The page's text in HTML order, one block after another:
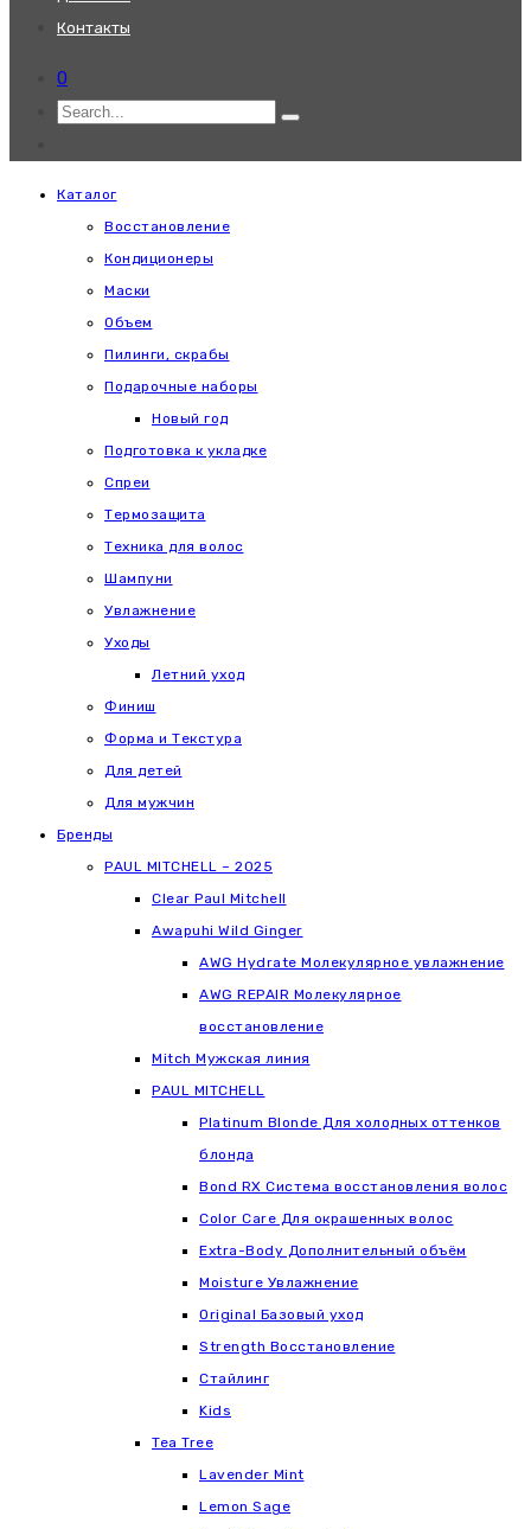
Контакты
0
Каталог
Восстановление
Кондиционеры
Маски
Объем
Пилинги, скрабы
Подарочные наборы
Новый год
Подготовка к укладке
Спреи
Термозащита
Техника для волос
Шампуни
Увлажнение
Уходы
Летний уход
Финиш
Форма и Текстура
Для детей
Для мужчин
Бренды
PAUL MITCHELL – 2025
Clear Paul Mitchell
Awapuhi Wild Ginger
AWG Hydrate Молекулярное увлажнение
AWG REPAIR Молекулярное
восстановление
Mitch Мужская линия
РАUL МITCHELL
Platinum Blonde Для холодных оттенков
блонда
Bond RX Система восстановления волос
Color Care Для окрашенных волос
Extra-Body Дополнительный объём
Moisture Увлажнение
Original Базовый уход
Strength Восстановление
Стайлинг
Kids
Tea Tree
Lavender Mint
Lemon Sage